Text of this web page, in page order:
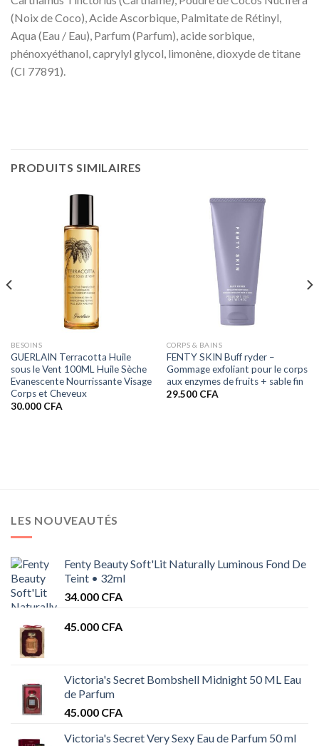
(Noix de Coco), Acide Ascorbique, Palmitate de Rétinyl,
Aqua (Eau / Eau), Parfum (Parfum), acide sorbique,
phénoxyéthanol, caprylyl glycol, limonène, dioxyde de titane
(CI 77891).
PRODUITS SIMILAIRES
BESOINS
GUERLAIN Terracotta Huile
sous le Vent 100ML Huile Sèche
Evanescente Nourrissante Visage
Corps et Cheveux
30.000 CFA
CORPS & BAINS
FENTY SKIN Buff ryder –
Gommage exfoliant pour le corps
aux enzymes de fruits + sable fin
29.500 CFA
LES NOUVEAUTÉS
Fenty Beauty Soft'Lit Naturally Luminous Fond De
Teint • 32ml
34.000 CFA
45.000 CFA
Victoria's Secret Bombshell Midnight 50 ML Eau
de Parfum
45.000 CFA
Victoria's Secret Very Sexy Eau de Parfum 50 ml